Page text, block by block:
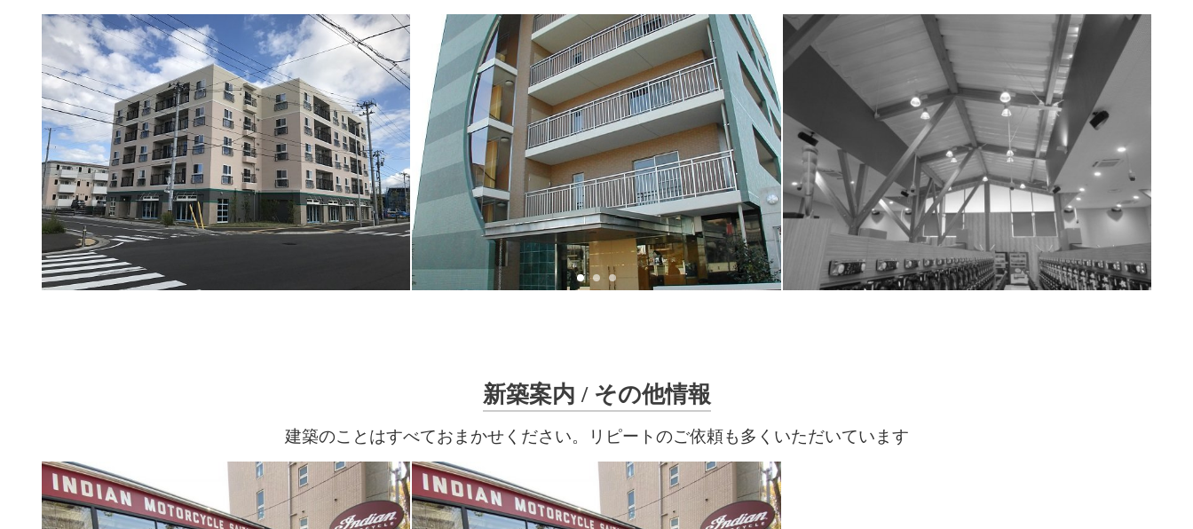
新築案内 / その他情報
建築のことはすべておまかせください。リピートのご依頼も多くいただいています